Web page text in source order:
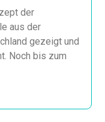
der
aus der
gezeigt und
Noch bis zum